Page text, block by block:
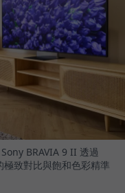
BRAVIA 9 II 透過
致對比與飽和色彩精準